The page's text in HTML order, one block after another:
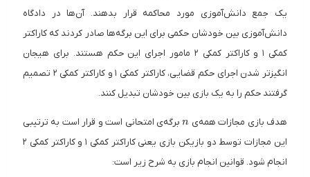
یک جمع دانش‌آموزی مورد محاکمه قرار بدهند. آن‌ها در دادگاه
دانش‌آموزی بین خودشان حکمی برای این برگه‌ها صادر کردند که کاراکتر
کمکی ۱ و کاراکتر کمکی ۲ مامور اجرای این حکم هستند. برای هیجان
انگیزتر شدن اجرای حکم قضایی، کاراکتر کمکی ۱ و کاراکتر کمکی ۲ تصمیم
گرفتند حکم را به یک بازی بین خودشان تبدیل کنند.
هدف بازی مجازات همه‌ی nبرگه‌ی امتحانی است و قرار است به ترتیبی
این مجازات توسط دو بازیکن بازی یعنی کاراکتر کمکی ۱ و کاراکتر کمکی ۲
انجام شود. قوانین انجام بازی به شرح زیر است: